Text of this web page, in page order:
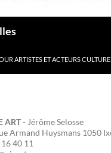
ARTISTES ET ACTEURS
ART- Jérôme Selosse
Armand Huysmans 1050
40 11